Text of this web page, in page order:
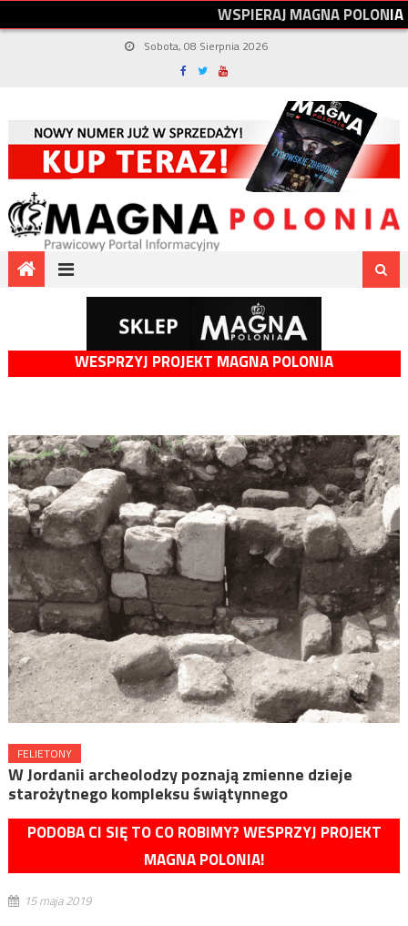
WSPIERAJMAGNAPOLONIA
Sobota, 08 Sierpnia 2026
WESPRZYJ PROJEKT MAGNA POLONIA
FELIETONY
W Jordanii archeolodzy poznają zmienne dzieje
starożytnego kompleksu świątynnego
PODOBA CI SIĘ TO CO ROBIMY? WESPRZYJ PROJEKT
MAGNA POLONIA!
15 maja 2019